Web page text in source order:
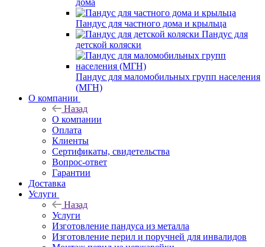
дома
Пандус для частного дома и крыльца
Пандус для
детской коляски
Пандус для маломобильных групп населения
(МГН)
О компании
Назад
О компании
Оплата
Клиенты
Сертификаты, свидетельства
Вопрос-ответ
Гарантии
Доставка
Услуги
Назад
Услуги
Изготовление пандуса из металла
Изготовление перил и поручней для инвалидов